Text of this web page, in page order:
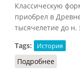
Классическую
приобрел в
тысячелетие до
Tags:
История
Подробнее